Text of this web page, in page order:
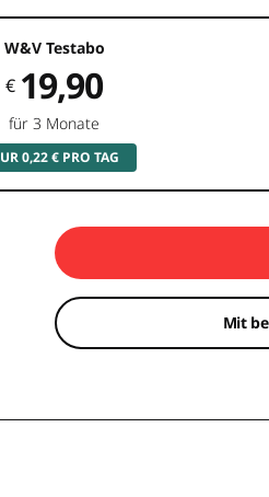
W&V Testabo
€ 19,90
für 3 Monate
0,22 € PRO TAG
Mit